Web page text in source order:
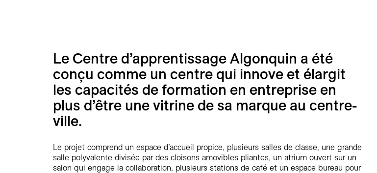
Le Centre d’apprentissage Algonquin a été
conçu comme un centre qui innove et élargit
les capacités de formation en entreprise en
plus d’être une vitrine de sa marque au centre-
ville.
Le projet comprend un espace d’accueil propice, plusieurs salles de classe, une grande
salle polyvalente divisée par des cloisons amovibles pliantes, un atrium ouvert sur un
salon qui engage la collaboration, plusieurs stations de café et un espace bureau pour